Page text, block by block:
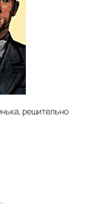
решительно